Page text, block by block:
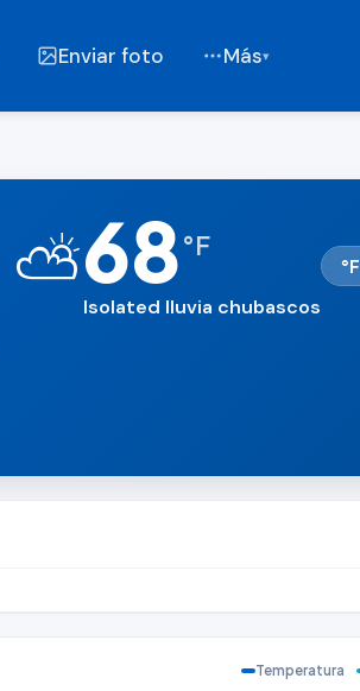
Enviar foto Más▾
⛅68°F
Isolated lluvia chubascos
°F
Temperatura